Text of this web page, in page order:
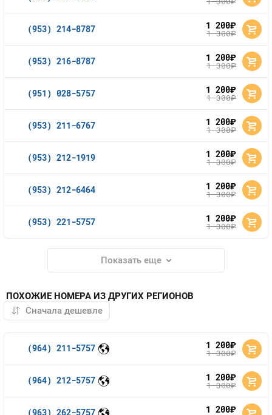
(953) 214-8787 1 200руб.
1 300руб.
(953) 216-8787 1 200руб.
1 300руб.
(951) 028-5757 1 200руб.
1 300руб.
(953) 211-6767 1 200руб.
1 300руб.
(953) 212-1919 1 200руб.
1 300руб.
(953) 212-6464 1 200руб.
1 300руб.
(953) 221-5757 1 200руб.
1 300руб.
Показать еще
ПОХОЖИЕ НОМЕРА ИЗ ДРУГИХ РЕГИОНОВ
(964) 211-5757 1 200руб.
1 300руб.
(964) 212-5757 1 200руб.
1 300руб.
(963) 262-5757 1 200руб.